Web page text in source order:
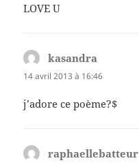
LOVE U
kasandra
14 avril 2013 à 16:46
j’adore ce poème?$
raphaellebatteur